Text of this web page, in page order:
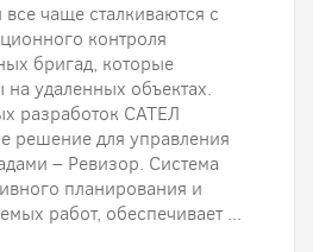
чаще сталкиваются с
контроля
бригад, которые
удаленных объектах.
разработок САТЕЛ
решение для управления
– Ревизор. Система
планирования и
работ, обеспечивает ...